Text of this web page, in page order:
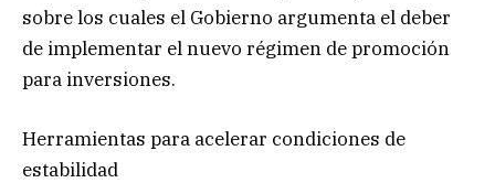
sobre los cuales el Gobierno argumenta el deber
de implementar el nuevo régimen de promoción
para inversiones.
Herramientas para acelerar condiciones de
estabilidad